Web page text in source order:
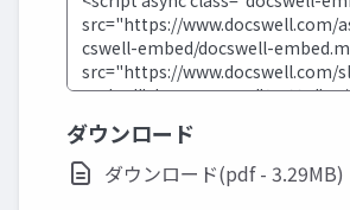
ダウンロード
ダウンロード(pdf - 3.29MB)